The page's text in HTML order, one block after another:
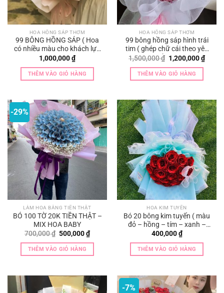
HOA HỒNG SÁP THƠM
99 BÔNG HỒNG SÁP ( Hoa
có nhiều màu cho khách lựa
chọn )
1,000,000₫
THÊM VÀO GIỎ HÀNG
HOA HỒNG SÁP THƠM
99 bông hồng sáp hình trái
tim ( ghép chữ cái theo yêu
cầu )
1,500,000₫ Giá
gốc
là:
1,500,000 ₫.
1,200,000₫Giá
hiện
THÊM VÀO GIỎ HÀNG
-29%
LÀM HOA BẰNG TIỀN THẬT
BÓ 100 TỜ 20K TIỀN THẬT –
MIX HOA BABY
700,000₫ Giá
là:
700,000 ₫.
500,000₫Giá
hiện
tại
THÊM VÀO GIỎ HÀNG
HOA KIM TUYẾN
Bó 20 bông kim tuyến ( màu
đỏ – hồng – tím – xanh –
vàng )
400,000₫
THÊM VÀO GIỎ HÀNG
-7%